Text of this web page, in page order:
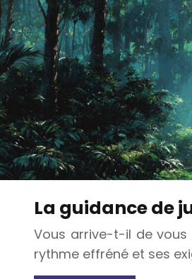
La guidance de
Vous arrive-t-il de vous
rythme effréné et ses